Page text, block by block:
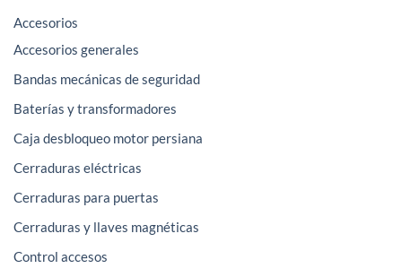
Accesorios
Accesorios generales
Bandas mecánicas de seguridad
Baterías y transformadores
Caja desbloqueo motor persiana
Cerraduras eléctricas
Cerraduras para puertas
Cerraduras y llaves magnéticas
Control accesos